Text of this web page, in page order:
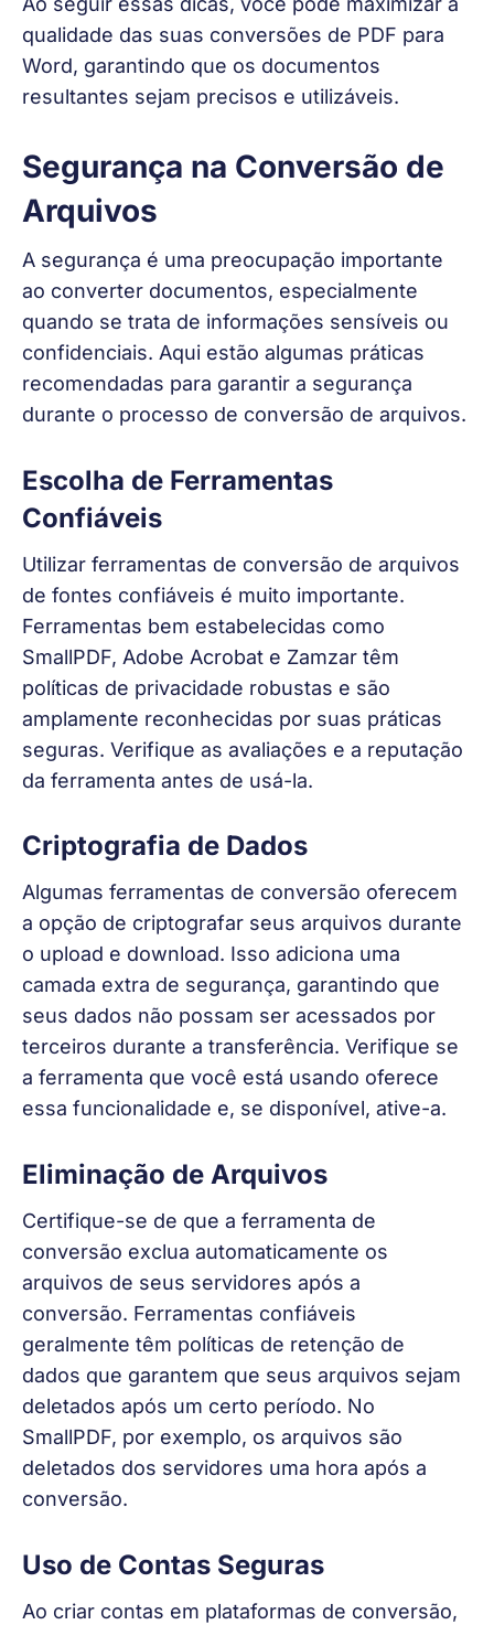
qualidade das suas conversões de PDF para
Word, garantindo que os documentos
resultantes sejam precisos e utilizáveis.
Segurança na Conversão de
Arquivos
A segurança é uma preocupação importante
ao converter documentos, especialmente
quando se trata de informações sensíveis ou
confidenciais. Aqui estão algumas práticas
recomendadas para garantir a segurança
durante o processo de conversão de arquivos.
Escolha de Ferramentas
Confiáveis
Utilizar ferramentas de conversão de arquivos
de fontes confiáveis é muito importante.
Ferramentas bem estabelecidas como
SmallPDF, Adobe Acrobat e Zamzar têm
políticas de privacidade robustas e são
amplamente reconhecidas por suas práticas
seguras. Verifique as avaliações e a reputação
da ferramenta antes de usá-la.
Criptografia de Dados
Algumas ferramentas de conversão oferecem
a opção de criptografar seus arquivos durante
o upload e download. Isso adiciona uma
camada extra de segurança, garantindo que
seus dados não possam ser acessados por
terceiros durante a transferência. Verifique se
a ferramenta que você está usando oferece
essa funcionalidade e, se disponível, ative-a.
Eliminação de Arquivos
Certifique-se de que a ferramenta de
conversão exclua automaticamente os
arquivos de seus servidores após a
conversão. Ferramentas confiáveis
geralmente têm políticas de retenção de
dados que garantem que seus arquivos sejam
deletados após um certo período. No
SmallPDF, por exemplo, os arquivos são
deletados dos servidores uma hora após a
conversão.
Uso de Contas Seguras
Ao criar contas em plataformas de conversão,